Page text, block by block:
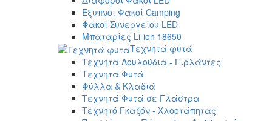
Έξυπνοι Φακοί Camping
Φακοί Συνεργείου LED
Μπαταρίες Li-ion 18650
Τεχνητά φυτά
Τεχνητά Λουλούδια - Γιρλάντες
Τεχνητά Φυτά
Φύλλα & Κλαδιά
Τεχνητά Φυτά σε Γλάστρα
Τεχνητό Γκαζόν - Χλοοτάπητας